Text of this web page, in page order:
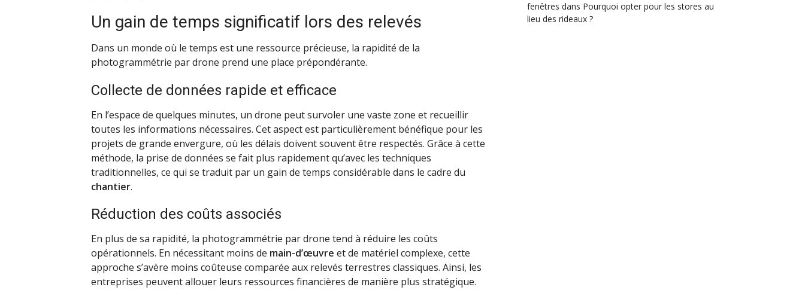
Un gain de temps significatif lors des relevés
Dans un monde où le temps est une ressource précieuse, la rapidité de la
photogrammétrie par drone prend une place prépondérante.
Collecte de données rapide et efficace
En l’espace de quelques minutes, un drone peut survoler une vaste zone et recueillir
toutes les informations nécessaires. Cet aspect est particulièrement bénéfique pour les
projets de grande envergure, où les délais doivent souvent être respectés. Grâce à cette
méthode, la prise de données se fait plus rapidement qu’avec les techniques
traditionnelles, ce qui se traduit par un gain de temps considérable dans le cadre du
chantier.
Réduction des coûts associés
En plus de sa rapidité, la photogrammétrie par drone tend à réduire les coûts
opérationnels. En nécessitant moins de main-d’œuvre et de matériel complexe, cette
approche s’avère moins coûteuse comparée aux relevés terrestres classiques. Ainsi, les
entreprises peuvent allouer leurs ressources financières de manière plus stratégique.
fenêtres dans Pourquoi opter pour les stores au
lieu des rideaux ?